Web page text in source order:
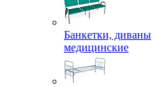
Банкетки, диваны
медицинские